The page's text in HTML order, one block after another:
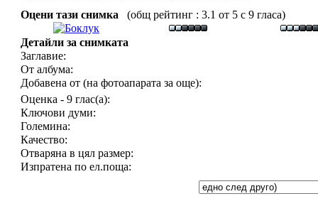
Оцени тази снимка
(общ рейтинг : 3.1 от 5 с 9 гласа)
Детайли за снимката
Заглавие:
От албума:
Добавена от (на фотоапарата за още):
Оценка - 9 глас(а):
Ключови думи:
Големина:
Качество:
Отваряна в цял размер:
Изпратена по ел.поща: